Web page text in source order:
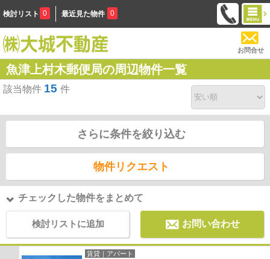
検討リスト 0 最近見た物件 0
お問合せ
魚津上村木郵便局の周辺物件一覧
該当物件 15 件
さらに条件を絞り込む
物件リクエスト
チェックした物件をまとめて
検討リストに追加 お問い合わせ
賃貸｜アパート